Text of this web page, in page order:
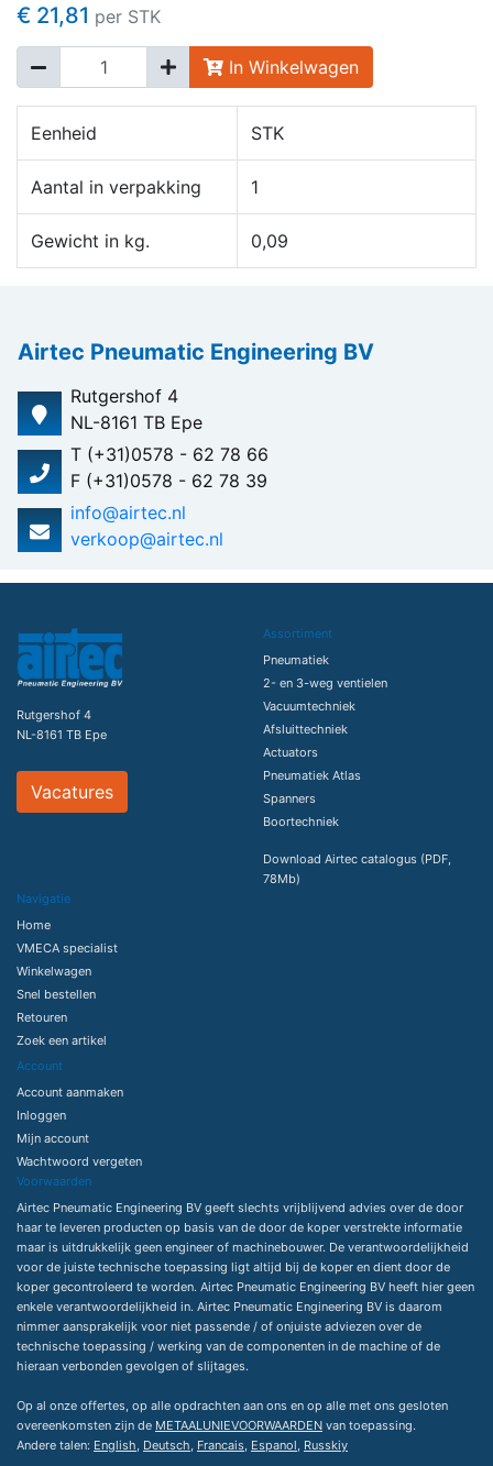
€ 21,81 per STK
In Winkelwagen
Eenheid STK
Aantal in verpakking 1
Gewicht in kg. 0,09
Airtec Pneumatic Engineering BV
Rutgershof 4
NL-8161 TB Epe
T (+31)0578 - 62 78 66
F (+31)0578 - 62 78 39
info@airtec.nl
verkoop@airtec.nl
Rutgershof 4
NL-8161 TB Epe
Vacatures
Assortiment
Pneumatiek
2- en 3-weg ventielen
Vacuumtechniek
Afsluittechniek
Actuators
Pneumatiek Atlas
Spanners
Boortechniek
Download Airtec catalogus (PDF,
78Mb)
Navigatie
Home
VMECA specialist
Winkelwagen
Snel bestellen
Retouren
Zoek een artikel
Account
Account aanmaken
Inloggen
Mijn account
Wachtwoord vergeten
Voorwaarden
Airtec Pneumatic Engineering BV geeft slechts vrijblijvend advies over de door
haar te leveren producten op basis van de door de koper verstrekte informatie
maar is uitdrukkelijk geen engineer of machinebouwer. De verantwoordelijkheid
voor de juiste technische toepassing ligt altijd bij de koper en dient door de
koper gecontroleerd te worden. Airtec Pneumatic Engineering BV heeft hier geen
enkele verantwoordelijkheid in. Airtec Pneumatic Engineering BV is daarom
nimmer aansprakelijk voor niet passende / of onjuiste adviezen over de
technische toepassing / werking van de componenten in de machine of de
hieraan verbonden gevolgen of slijtages.
Op al onze offertes, op alle opdrachten aan ons en op alle met ons gesloten
overeenkomsten zijn de METAALUNIEVOORWAARDEN van toepassing.
Andere talen: English, Deutsch, Francais, Espanol, Russkiy